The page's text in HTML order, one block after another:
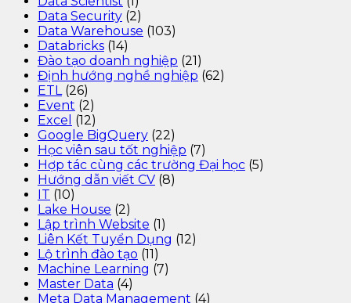
Data Security (2)
Data Warehouse (103)
Databricks (14)
Đào tạo doanh nghiệp (21)
Định hướng nghề nghiệp (62)
ETL (26)
Event (2)
Excel (12)
Google BigQuery (22)
Học viên sau tốt nghiệp (7)
Hợp tác cùng các trường Đại học (5)
Hướng dẫn viết CV (8)
IT (10)
Lake House (2)
Lập trình Website (1)
Liên Kết Tuyển Dụng (12)
Lộ trình đào tạo (11)
Machine Learning (7)
Master Data (4)
Meta Data Management (4)